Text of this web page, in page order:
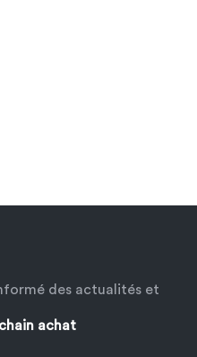
des actualités et
achat